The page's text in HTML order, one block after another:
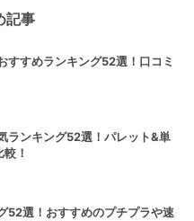
記事
すすめランキング52選！口コミ
ランキング52選！パレット&単
！
52選！おすすめのプチプラや速